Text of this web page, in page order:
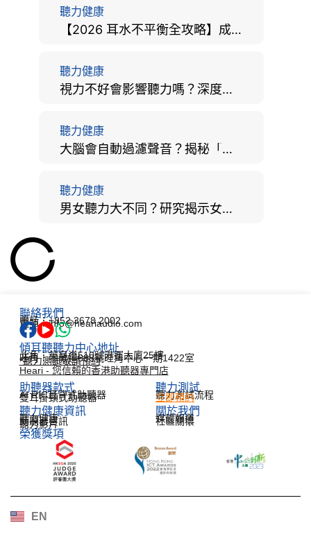
聽力健康
【2026 耳水不平衡全攻略】成因、病徵、治療及改善方法
聽力健康
視力不好會影響聽力嗎？深度拆解大腦「眼耳並用」的科學秘密
聽力健康
大腦會自動過濾聲音？揭秘「聽覺注意」機制與聽力健康的深層關係
聽力健康
男女聽力大不同？研究揭示女性聽覺更靈敏！為何男性更易聽力損失？
聯絡我們
電話：+852 3678 2002
電郵：info@heariaudio.com
傾耳聽聽力中心地址
北角：英皇道510號港運大廈25樓
旺角：彌敦道688號旺角中心一期1422室
*聽力測試敬請預約
Heari - 您信賴的香港助聽器專門店
助聽器款式
AI RIC耳背式助聽器
雙耳掛頸式助聽器
聽力測試​
聽力測試流程
立即預約
聽力健康資訊​
聽力健康
助聽器資訊
聽力影片
關於我們
媒體報道
社區關懷
榮獲獎項
EN
한국어
Español
日本語